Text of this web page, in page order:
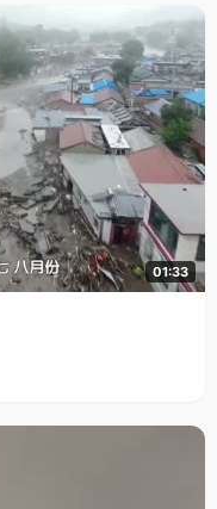
01:33